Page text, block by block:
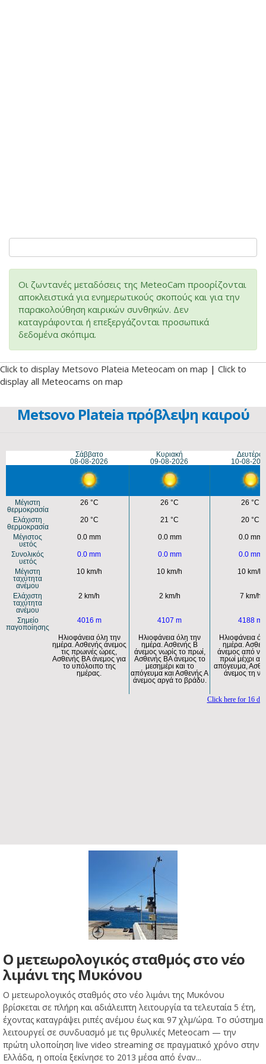
Οι ζωντανές μεταδόσεις της MeteoCam προορίζονται
αποκλειστικά για ενημερωτικούς σκοπούς και για την
παρακολούθηση καιρικών συνθηκών. Δεν
καταγράφονται ή επεξεργάζονται προσωπικά
δεδομένα σκόπιμα.
Click to display Metsovo Plateia Meteocam on map | Click to
display all Meteocams on map
Metsovo Plateia πρόβλεψη καιρού
Ο μετεωρολογικός σταθμός στο νέο
λιμάνι της Μυκόνου
Ο μετεωρολογικός σταθμός στο νέο λιμάνι της Μυκόνου
βρίσκεται σε πλήρη και αδιάλειπτη λειτουργία τα τελευταία 5 έτη,
έχοντας καταγράψει ριπές ανέμου έως και 97 χλμ/ώρα. Το σύστημα
λειτουργεί σε συνδυασμό με τις θρυλικές Meteocam — την
πρώτη υλοποίηση live video streaming σε πραγματικό χρόνο στην
Ελλάδα, η οποία ξεκίνησε το 2013 μέσα από έναν...